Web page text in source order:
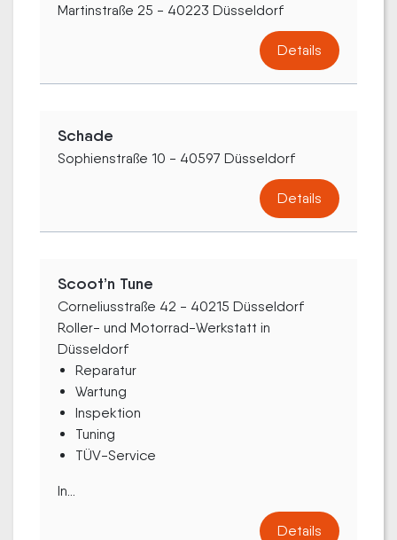
Martinstraße 25 - 40223 Düsseldorf
Details
Schade
Sophienstraße 10 - 40597 Düsseldorf
Details
Scoot’n Tune
Corneliusstraße 42 - 40215 Düsseldorf
Roller- und Motorrad-Werkstatt in
Düsseldorf
Reparatur
Wartung
Inspektion
Tuning
TÜV-Service
In...
Details